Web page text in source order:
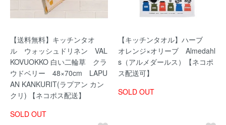
【送料無料】キッチンタオ
ル ウォッシュドリネン VAL
KOVUOKKO 白い二輪草 クラ
ウドベリー 48×70cm LAPU
AN KANKURIT(ラプアン カン
クリ) 【ネコポス配送】
SOLD OUT
【キッチンタオル】ハーブ
オレンジ×オリーブ Almedahl
s（アルメダールス）【ネコポ
ス配送可】
SOLD OUT